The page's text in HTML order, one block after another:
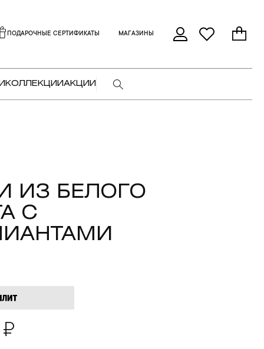
ПОДАРОЧНЫЕ СЕРТИФИКАТЫ МАГАЗИНЫ
КОЛЛЕКЦИИАКЦИИ
ИЗ БЕЛОГО
С